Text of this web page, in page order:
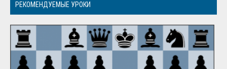
РЕКОМЕНДУЕМЫЕ УРОКИ